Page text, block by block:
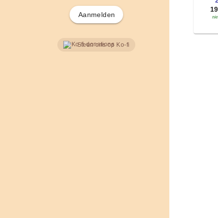
Aanmelden
Steun ons op Ko-fi